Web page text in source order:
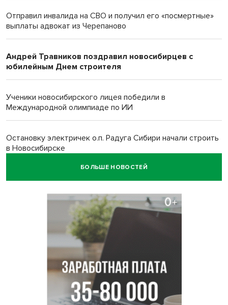
Отправил инвалида на СВО и получил его «посмертные»
выплаты адвокат из Черепаново
Андрей Травников поздравил новосибирцев с
юбилейным Днем строителя
Ученики новосибирского лицея победили в
Международной олимпиаде по ИИ
Остановку электричек о.п. Радуга Сибири начали строить
в Новосибирске
БОЛЬШЕ НОВОСТЕЙ